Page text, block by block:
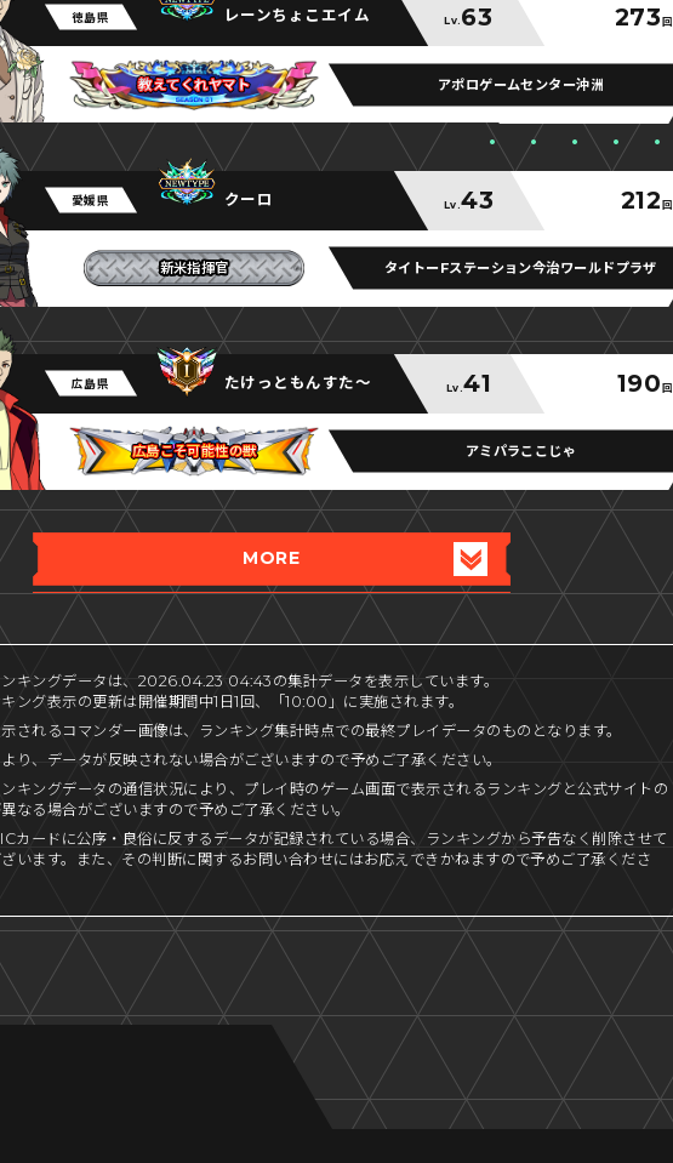
徳島県 レーンちょこエイム Lv. 63 273回
教えてくれヤマト
教えてくれヤマト
教えてくれヤマト アポロゲームセンター沖洲
愛媛県 クーロ Lv. 43 212回
新米指揮官
新米指揮官
新米指揮官 タイトーFステーション今治ワールドプラザ
広島県 たけっともんすた～ Lv. 41 190回
広島こそ可能性の獣
広島こそ可能性の獣
広島こそ可能性の獣 アミパラここじゃ
MORE
キングデータは、2026.04.23 04:43の集計データを表示しています。
ング表示の更新は開催期間中1日1回、「10:00」に実施されます。
されるコマンダー画像は、ランキング集計時点での最終プレイデータのものとなります。
り、データが反映されない場合がございますので予めご了承ください。
キングデータの通信状況により、プレイ時のゲーム画面で表示されるランキングと公式サイトの
なる場合がございますので予めご了承ください。
カードに公序・良俗に反するデータが記録されている場合、ランキングから予告なく削除させて
います。また、その判断に関するお問い合わせにはお応えできかねますので予めご了承くださ